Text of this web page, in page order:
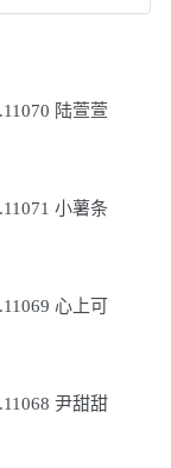
陆萱萱
小薯条
心上可
尹甜甜